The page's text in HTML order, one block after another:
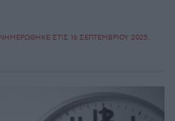
ΣΤΙΣ 16 ΣΕΠΤΕΜΒΡΊΟΥ 2025,